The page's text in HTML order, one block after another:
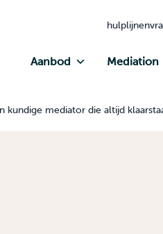
hulplijnen
Aanbod Mediation
kundige mediator die altijd